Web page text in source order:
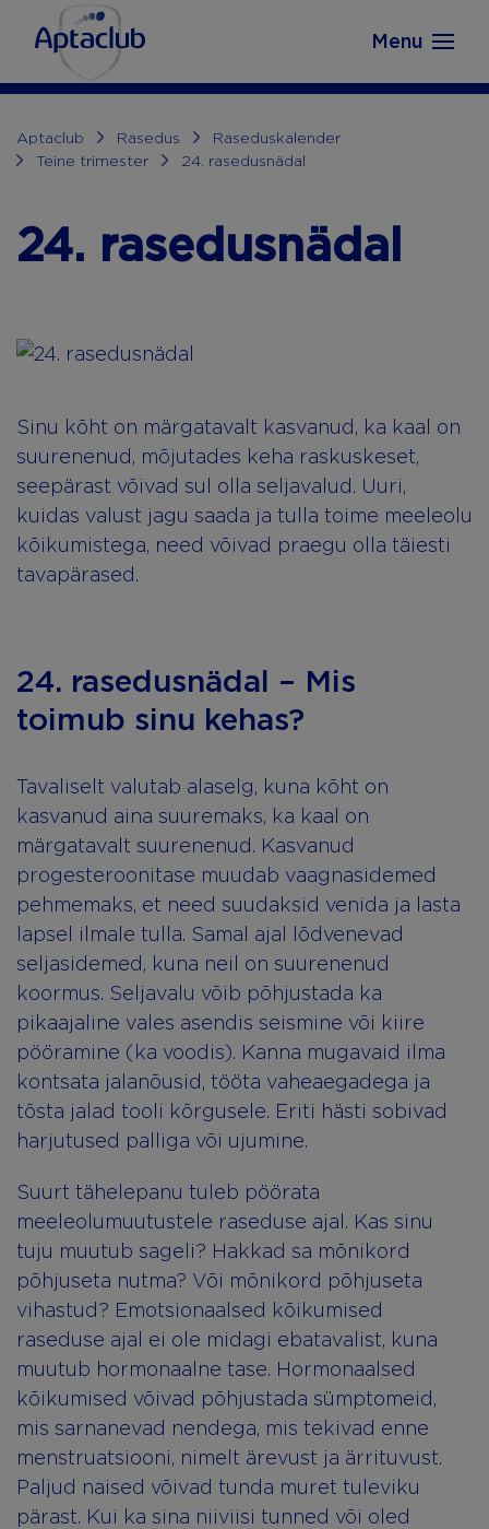
Skip to content
Aptaclub.ee Menu
Aptaclub Rasedus
Raseduskalender
Teine trimester
24. rasedusnädal
24. rasedusnädal
Sinu kõht on märgatavalt kasvanud, ka kaal on
suurenenud, mõjutades keha raskuskeset,
seepärast võivad sul olla seljavalud. Uuri,
kuidas valust jagu saada ja tulla toime meeleolu
kõikumistega, need võivad praegu olla täiesti
tavapärased.
24. rasedusnädal – Mis
toimub sinu kehas?
Tavaliselt valutab alaselg, kuna kõht on
kasvanud aina suuremaks, ka kaal on
märgatavalt suurenenud. Kasvanud
progesteroonitase muudab vaagnasidemed
pehmemaks, et need suudaksid venida ja lasta
lapsel ilmale tulla. Samal ajal lõdvenevad
seljasidemed, kuna neil on suurenenud
koormus. Seljavalu võib põhjustada ka
pikaajaline vales asendis seismine või kiire
pööramine (ka voodis). Kanna mugavaid ilma
kontsata jalanõusid, tööta vaheaegadega ja
tõsta jalad tooli kõrgusele. Eriti hästi sobivad
harjutused palliga või ujumine.
Suurt tähelepanu tuleb pöörata
meeleolumuutustele raseduse ajal. Kas sinu
tuju muutub sageli? Hakkad sa mõnikord
põhjuseta nutma? Või mõnikord põhjuseta
vihastud? Emotsionaalsed kõikumised
raseduse ajal ei ole midagi ebatavalist, kuna
muutub hormonaalne tase. Hormonaalsed
kõikumised võivad põhjustada sümptomeid,
mis sarnanevad nendega, mis tekivad enne
menstruatsiooni, nimelt ärevust ja ärrituvust.
Paljud naised võivad tunda muret tuleviku
pärast. Kui ka sina niiviisi tunned või oled